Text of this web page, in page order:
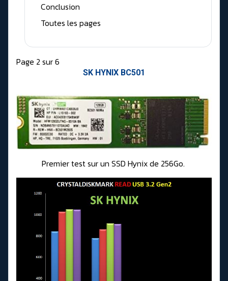
Conclusion
Toutes les pages
Page 2 sur 6
SK HYNIX BC501
Premier test sur un SSD Hynix de 256Go.